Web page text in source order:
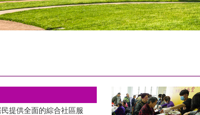
提供全面的綜合社區服